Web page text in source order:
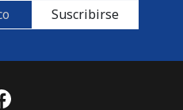
Suscribirse